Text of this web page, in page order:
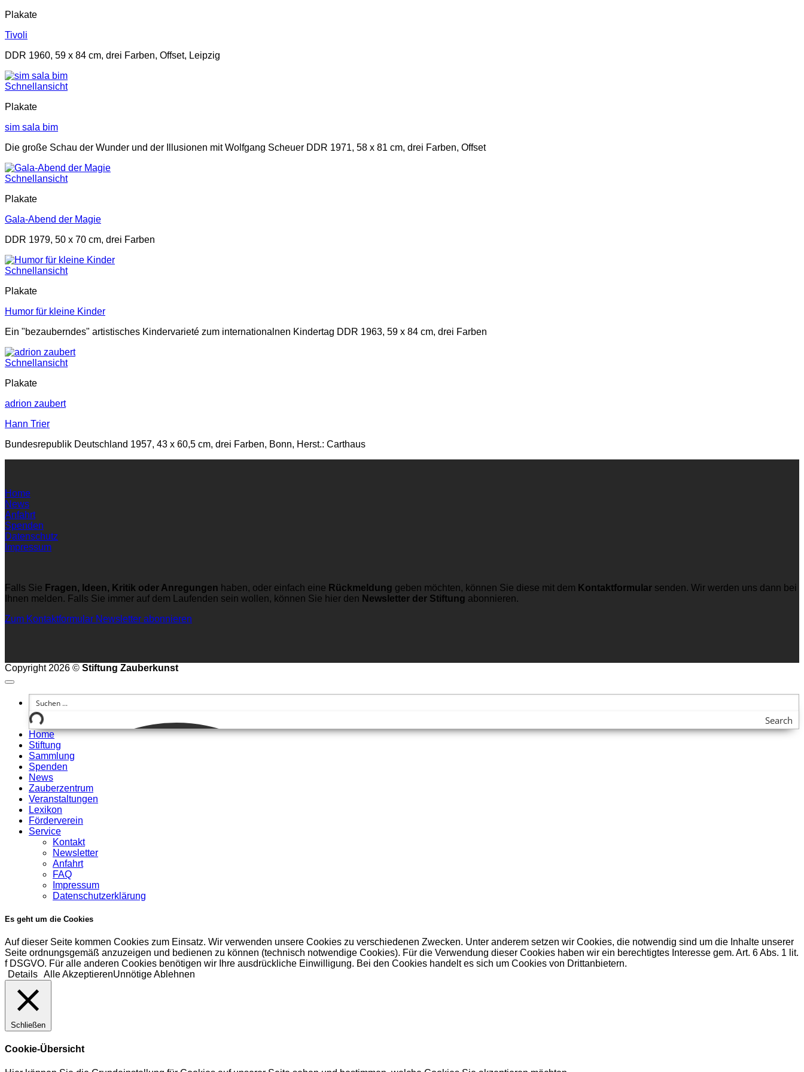
Plakate
Tivoli
DDR 1960, 59 x 84 cm, drei Farben, Offset, Leipzig
Schnellansicht
Plakate
sim sala bim
Die große Schau der Wunder und der Illusionen mit Wolfgang Scheuer DDR 1971, 58 x 81 cm, drei Farben, Offset
Schnellansicht
Plakate
Gala-Abend der Magie
DDR 1979, 50 x 70 cm, drei Farben
Schnellansicht
Plakate
Humor für kleine Kinder
Ein "bezauberndes" artistisches Kindervarieté zum internationalnen Kindertag DDR 1963, 59 x 84 cm, drei Farben
Schnellansicht
Plakate
adrion zaubert
Hann Trier
Bundesrepublik Deutschland 1957, 43 x 60,5 cm, drei Farben, Bonn, Herst.: Carthaus
Home
News
Anfahrt
Spenden
Datenschutz
Impressum
Falls Sie Fragen, Ideen, Kritik oder Anregungen haben, oder einfach eine Rückmeldung geben möchten, können Sie diese mit dem Kontaktformular senden. Wir werden uns dann bei
Ihnen melden. Falls Sie immer auf dem Laufenden sein wollen, können Sie hier den Newsletter der Stiftung abonnieren.
Zum Kontaktformular Newsletter abonnieren
Copyright 2026 © Stiftung Zauberkunst
Search
Home
Stiftung
Sammlung
Spenden
News
Zauberzentrum
Veranstaltungen
Lexikon
Förderverein
Service
Kontakt
Newsletter
Anfahrt
FAQ
Impressum
Datenschutzerklärung
Es geht um die Cookies
Auf dieser Seite kommen Cookies zum Einsatz. Wir verwenden unsere Cookies zu verschiedenen Zwecken. Unter anderem setzen wir Cookies, die notwendig sind um die Inhalte unserer
Seite ordnungsgemäß anzuzeigen und bedienen zu können (technisch notwendige Cookies). Für die Verwendung dieser Cookies haben wir ein berechtigtes Interesse gem. Art. 6 Abs. 1 lit.
f DSGVO. Für alle anderen Cookies benötigen wir Ihre ausdrückliche Einwilligung. Bei den Cookies handelt es sich um Cookies von Drittanbietern.
Details Alle AkzeptierenUnnötige Ablehnen
Schließen
Cookie-Übersicht